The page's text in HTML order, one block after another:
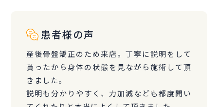
患者様の声
産後骨盤矯正のため来店。丁寧に説明をして
貰ったから身体の状態を見ながら施術して頂
きました。
説明も分かりやすく、力加減なども都度聞い